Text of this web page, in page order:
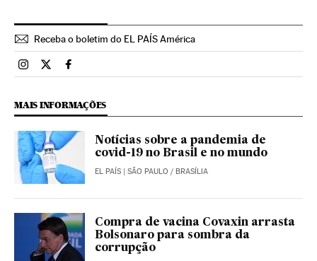
Receba o boletim do EL PAÍS América
Brasil El País Brasil en Instagram
Brasil El País Brasil en Twitter
Brasil El País Brasil en Facebook
MAIS INFORMAÇÕES
Notícias sobre a pandemia de
covid-19 no Brasil e no mundo
EL PAÍS | SÃO PAULO / BRASÍLIA
Compra de vacina Covaxin arrasta
Bolsonaro para sombra da
corrupção